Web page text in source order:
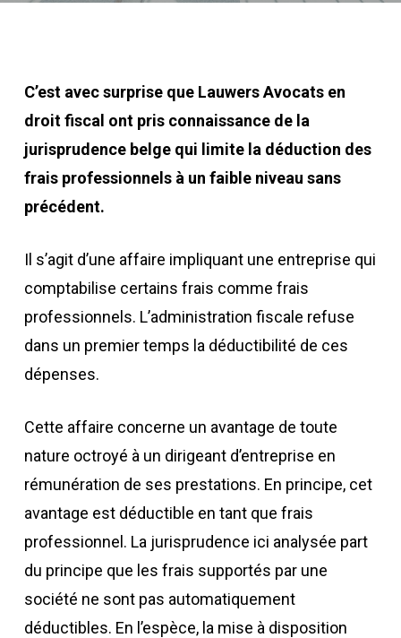
C’est avec surprise que Lauwers Avocats en
droit fiscal ont pris connaissance de la
jurisprudence belge qui limite la déduction des
frais professionnels à un faible niveau sans
précédent.
Il s’agit d’une affaire impliquant une entreprise qui
comptabilise certains frais comme frais
professionnels. L’administration fiscale refuse
dans un premier temps la déductibilité de ces
dépenses.
Cette affaire concerne un avantage de toute
nature octroyé à un dirigeant d’entreprise en
rémunération de ses prestations. En principe, cet
avantage est déductible en tant que frais
professionnel. La jurisprudence ici analysée part
du principe que les frais supportés par une
société ne sont pas automatiquement
déductibles. En l’espèce, la mise à disposition